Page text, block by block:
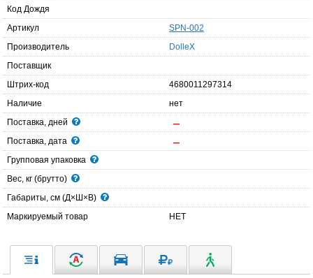
Код Дождя
Артикул
SPN-002
Производитель
DolleX
Поставщик
Штрих-код
4680011297314
Наличие
нет
Поставка, дней
Поставка, дата
Групповая упаковка
Вес, кг (брутто)
Габариты, см (Д×Ш×В)
Маркируемый товар
НЕТ